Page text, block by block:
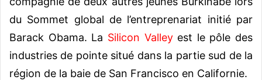
du Sommet global de l’entreprenariat initié par
Barack Obama. La Silicon Valleyest le pôle des
industries de pointe situé dans la partie sud de la
région de la baie de San Francisco en Californie.